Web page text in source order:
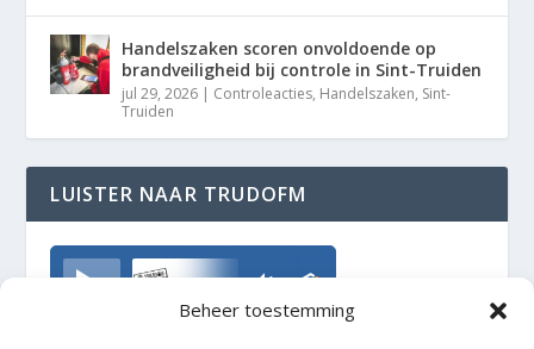
Beheer toestemming
Handelszaken scoren onvoldoende op
brandveiligheid bij controle in Sint-Truiden
jul 29, 2026 | Controleacties, Handelszaken, Sint-
Truiden
LUISTER NAAR TRUDOFM
TrudoFM